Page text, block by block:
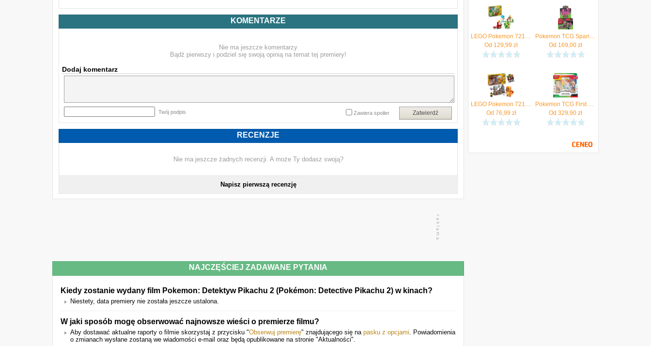
KOMENTARZE
Nie ma jeszcze komentarzy
Bądź pierwszy i podziel się swoją opinią na temat tej premiery!
Dodaj komentarz
Twój podpis Zatwierdź
Zawiera spoiler
RECENZJE
Nie ma jeszcze żadnych recenzji. A może Ty dodasz swoją?
Napisz pierwszą recenzję
NAJCZĘŚCIEJ ZADAWANE PYTANIA
Kiedy zostanie wydany film Pokemon: Detektyw Pikachu 2 (Pokémon: Detective Pikachu 2) w kinach?
Niestety, data premiery nie została jeszcze ustalona.
W jaki sposób mogę obserwować najnowsze wieści o premierze filmu?
Aby dostawać aktualne raporty o filmie skorzystaj z przycisku "Obserwuj premierę" znajdującego się na pasku z opcjami. Powiadomienia
o zmianach wysłane zostaną we wiadomości e-mail oraz będą opublikowane na stronie "Aktualności".
LEGO Pokemon 72158 SMART Play: Sprigatito, Fuecoco i Quaxly — bitwa
Od 129,99 zł
Pokemon TCG Spanish Pokemon Booster Bundle Scarlet & Purple Astral Crown
Od 169,00 zł
LEGO Pokemon 72157 SMART Play: Charmander i Geodude — starcie w jaskini
Od 76,99 zł
Pokemon TCG First Partner Illustration Collection Series 1
Od 329,90 zł